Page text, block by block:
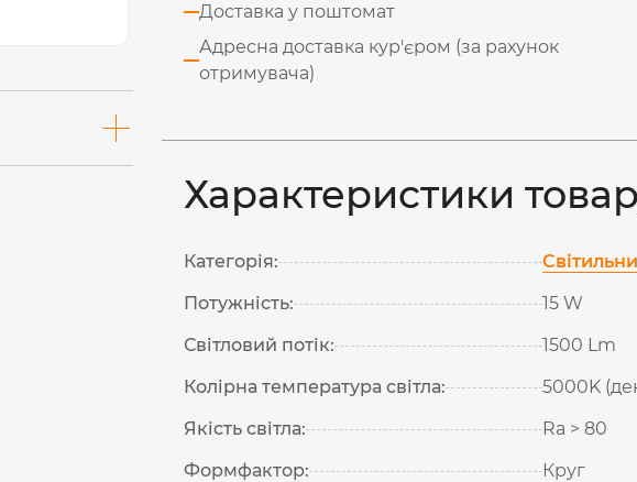
Доставка у поштомат
Адресна доставка кур'єром (за рахунок
отримувача)
Характеристики
Категорія:
Потужність:
15 W
Світловий потік:
1500 Lm
Колірна температура світла:
5000K
Якість світла:
Ra > 80
Формфактор:
Круг